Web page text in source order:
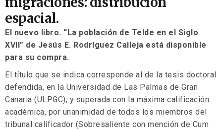
espacial.
El nuevo libro. “La población de Telde en el Siglo
XVII” de Jesús E. Rodríguez Calleja está disponible
para su compra.
El título que se indica corresponde al de la tesis doctoral
defendida, en la Universidad de Las Palmas de Gran
Canaria (ULPGC), y superada con la máxima calificación
académica, por unanimidad de todos los miembros del
tribunal calificador (Sobresaliente con mención de Cum